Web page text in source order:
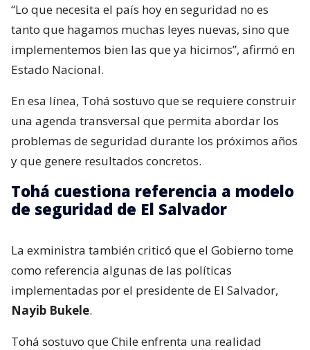
“Lo que necesita el país hoy en seguridad no es
tanto que hagamos muchas leyes nuevas, sino que
implementemos bien las que ya hicimos”, afirmó en
Estado Nacional.
En esa línea, Tohá sostuvo que se requiere construir
una agenda transversal que permita abordar los
problemas de seguridad durante los próximos años
y que genere resultados concretos.
Tohá cuestiona referencia a modelo
de seguridad de El Salvador
La exministra también criticó que el Gobierno tome
como referencia algunas de las políticas
implementadas por el presidente de El Salvador,
Nayib Bukele.
Tohá sostuvo que Chile enfrenta una realidad